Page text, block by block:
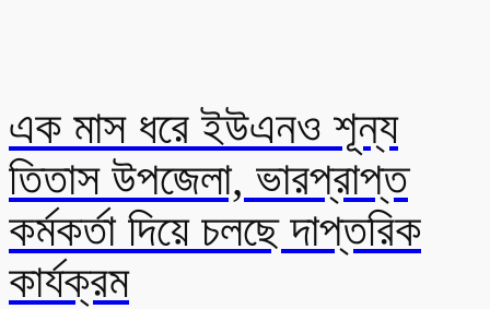
এক মাস ধরে ইউএনও শূন্য
তিতাস উপজেলা, ভারপ্রাপ্ত
কর্মকর্তা দিয়ে চলছে দাপ্তরিক
কার্যক্রম